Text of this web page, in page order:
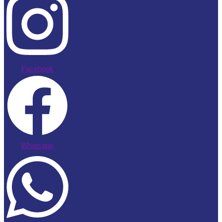
Facebook
Whatsapp